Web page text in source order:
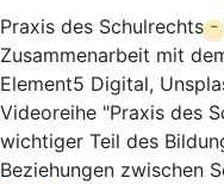
Praxis des Schulrechts
Zusammenarbeit mit
Element5 Digital,
Videoreihe "Praxis des
wichtiger Teil des
Beziehungen zwischen